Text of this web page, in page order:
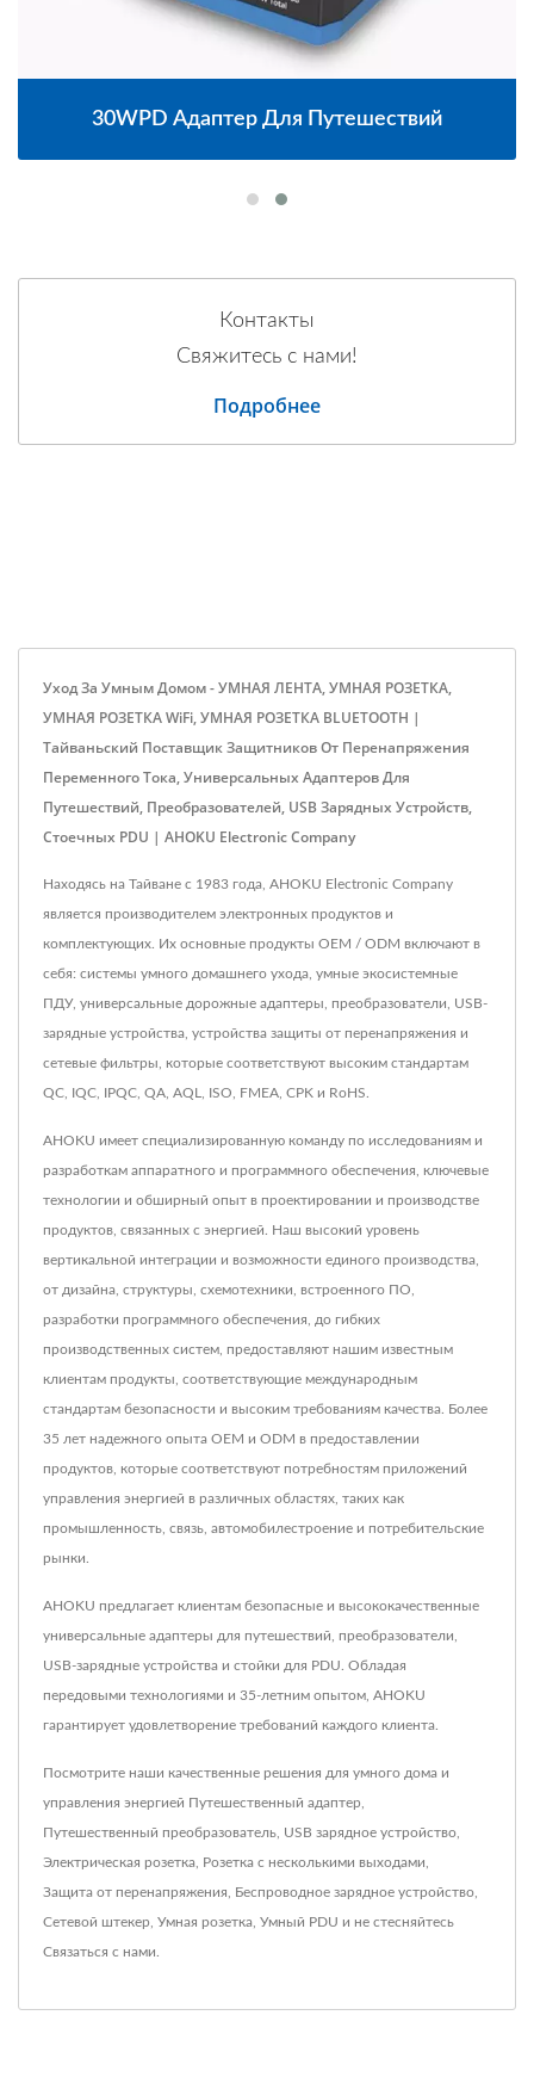
30WPD Адаптер Для Путешествий
Контакты
Свяжитесь с нами!
Подробнее
Уход За Умным Домом - УМНАЯ ЛЕНТА, УМНАЯ РОЗЕТКА,
УМНАЯ РОЗЕТКА WiFi, УМНАЯ РОЗЕТКА BLUETOOTH |
Тайваньский Поставщик Защитников От Перенапряжения
Переменного Тока, Универсальных Адаптеров Для
Путешествий, Преобразователей, USB Зарядных Устройств,
Стоечных PDU | AHOKU Electronic Company
Находясь на Тайване с 1983 года, AHOKU Electronic Company
является производителем электронных продуктов и
комплектующих. Их основные продукты OEM / ODM включают в
себя: системы умного домашнего ухода, умные экосистемные
ПДУ, универсальные дорожные адаптеры, преобразователи, USB-
зарядные устройства, устройства защиты от перенапряжения и
сетевые фильтры, которые соответствуют высоким стандартам
QC, IQC, IPQC, QA, AQL, ISO, FMEA, CPK и RoHS.
AHOKU имеет специализированную команду по исследованиям и
разработкам аппаратного и программного обеспечения, ключевые
технологии и обширный опыт в проектировании и производстве
продуктов, связанных с энергией. Наш высокий уровень
вертикальной интеграции и возможности единого производства,
от дизайна, структуры, схемотехники, встроенного ПО,
разработки программного обеспечения, до гибких
производственных систем, предоставляют нашим известным
клиентам продукты, соответствующие международным
стандартам безопасности и высоким требованиям качества. Более
35 лет надежного опыта OEM и ODM в предоставлении
продуктов, которые соответствуют потребностям приложений
управления энергией в различных областях, таких как
промышленность, связь, автомобилестроение и потребительские
рынки.
AHOKU предлагает клиентам безопасные и высококачественные
универсальные адаптеры для путешествий, преобразователи,
USB-зарядные устройства и стойки для PDU. Обладая
передовыми технологиями и 35-летним опытом, AHOKU
гарантирует удовлетворение требований каждого клиента.
Посмотрите наши качественные решения для умного дома и
управления энергией Путешественный адаптер
Путешественный преобразователь USB зарядное устройство
Электрическая розетка Розетка с несколькими выходами
Защита от перенапряжения Беспроводное зарядное устройство
Сетевой штекер Умная розетка Умный PDU и не стесняйтесь
Связаться с нами